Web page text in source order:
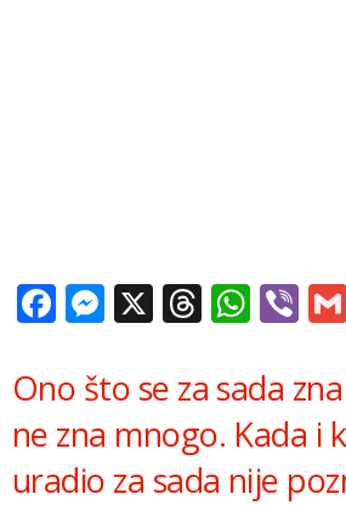
Facebook
Messenger
X Threads
Ono što se za sada
ne zna mnogo. Kada i
uradio za sada nije